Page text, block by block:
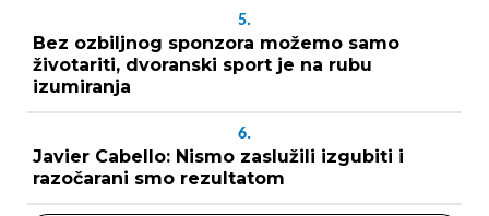
5.
Bez ozbiljnog sponzora možemo samo
životariti, dvoranski sport je na rubu
izumiranja
6.
Javier Cabello: Nismo zaslužili izgubiti i
razočarani smo rezultatom